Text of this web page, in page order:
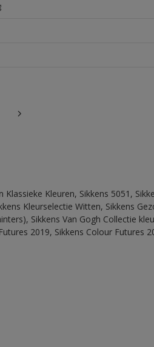
Kleuren, Sikkens 5051,
Kleurselectie Witten, Sikkens
Sikkens Van Gogh Collectie
2019, Sikkens Colour Futures